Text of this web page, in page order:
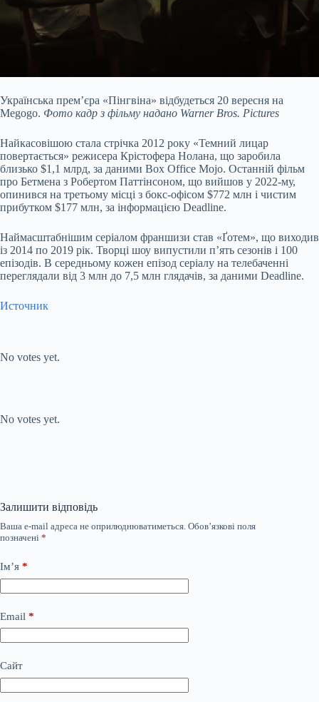
Українська прем’єра «Пінгвіна» відбудеться 20 вересня на
Megogo. Фото кадр з фільму надано Warner Bros. Pictures
Найкасовішою стала стрічка 2012 року «Темний лицар
повертається» режисера Крістофера Нолана, що заробила
близько $1,1 млрд, за даними Box Office Mojo. Останній фільм
про Бетмена з Робертом Паттінсоном, що вийшов у 2022-му,
опинився на третьому місці з бокс-офісом $772 млн і чистим
прибутком $177 млн, за інформацією Deadline.
Наймасштабнішим серіалом франшизи став «Ґотем», що виходив
із 2014 по 2019 рік. Творці шоу випустили п’ять сезонів і 100
епізодів. В середньому кожен епізод серіалу на телебаченні
переглядали від 3 млн до 7,5 млн глядачів, за даними Deadline.
Источник
No votes yet.
No votes yet.
Залишити відповідь
Ваша e-mail адреса не оприлюднюватиметься. Обов’язкові поля
позначені *
Ім’я *
Email *
Сайт